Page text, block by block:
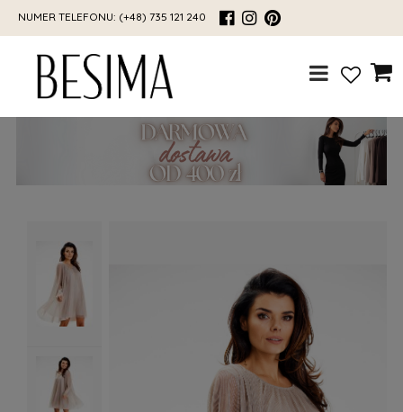
NUMER TELEFONU: (+48) 735 121 240